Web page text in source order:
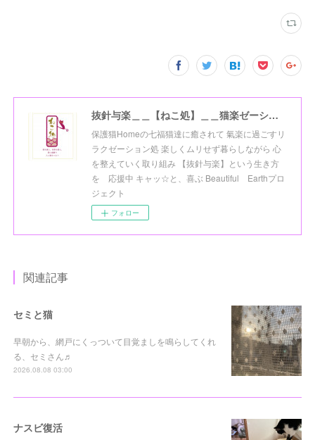
抜針与楽＿＿【ねこ処】＿＿猫楽ゼーションHome☆
保護猫Homeの七福猫達に癒されて 氣楽に過ごすリ
ラクゼーション処 楽しくムリせず暮らしながら 心
を整えていく取り組み 【抜針与楽】という生き方
を 応援中 キャッ☆と、喜ぶ Beautiful Earthプロ
ジェクト
フォロー
関連記事
セミと猫
早朝から、網戸にくっついて目覚ましを鳴らしてくれ
る、セミさん♬
2026.08.08 03:00
ナスビ復活